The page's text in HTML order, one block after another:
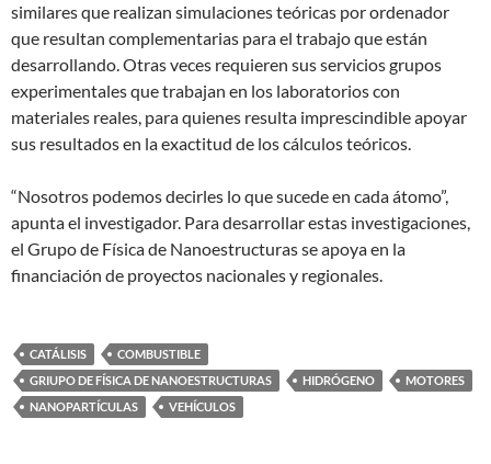
similares que realizan simulaciones teóricas por ordenador
que resultan complementarias para el trabajo que están
desarrollando. Otras veces requieren sus servicios grupos
experimentales que trabajan en los laboratorios con
materiales reales, para quienes resulta imprescindible apoyar
sus resultados en la exactitud de los cálculos teóricos.
“Nosotros podemos decirles lo que sucede en cada átomo”,
apunta el investigador. Para desarrollar estas investigaciones,
el Grupo de Física de Nanoestructuras se apoya en la
financiación de proyectos nacionales y regionales.
CATÁLISIS
COMBUSTIBLE
GRIUPO DE FÍSICA DE NANOESTRUCTURAS
HIDRÓGENO
MOTORES
NANOPARTÍCULAS
VEHÍCULOS